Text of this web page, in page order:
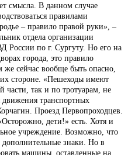
смысла. В данном случае
правилами
– правило правой руки», –
отдела организации
по г. Сургуту. Но его на
города, это правило
сейчас вообще быть опасно,
стороне. «Пешеходы имеют
части, так и по тротуарам, не
движения транспортных
Проезд Первопроходцев.
дети!» есть. Хотя и
учреждение. Возможно, что
дополнительные знаки. Но в
машины, оставленные на